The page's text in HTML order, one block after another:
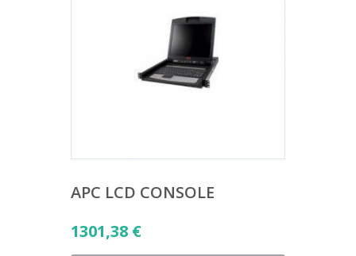
APC LCD CONSOLE
1301,38 €